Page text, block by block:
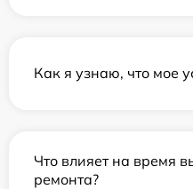
Как я узнаю, что мое
Что влияет на время
ремонта?